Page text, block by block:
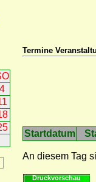
4
Termine
Startdatum
An diesem Tag
Druckvorschau